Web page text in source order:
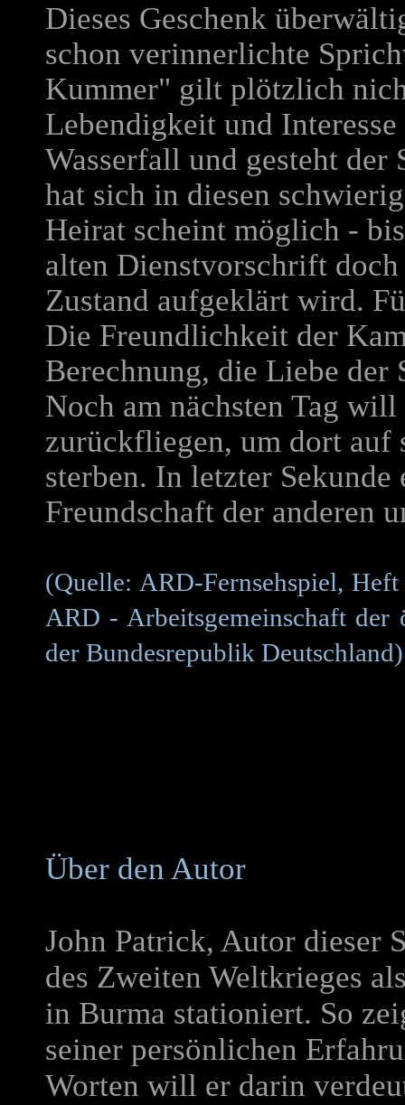
Dieses Geschenk
schon verinnerlichte
Kummer" gilt plötzlich
Lebendigkeit und
Wasserfall und gesteht der
hat sich in diesen
Heirat scheint möglich -
alten Dienstvorschrift
Zustand aufgeklärt wird.
Die Freundlichkeit der
Berechnung, die Liebe
Noch am nächsten Tag
zurückfliegen, um dort auf
sterben. In letzter
Freundschaft der anderen
(Quelle: ARD-Fernsehspiel,
ARD - Arbeitsgemeinschaft der
der Bundesrepublik Deutschland)
Über den Autor
John Patrick, Autor dieser
des Zweiten Weltkrieges
in Burma stationiert. So
seiner persönlichen
Worten will er darin